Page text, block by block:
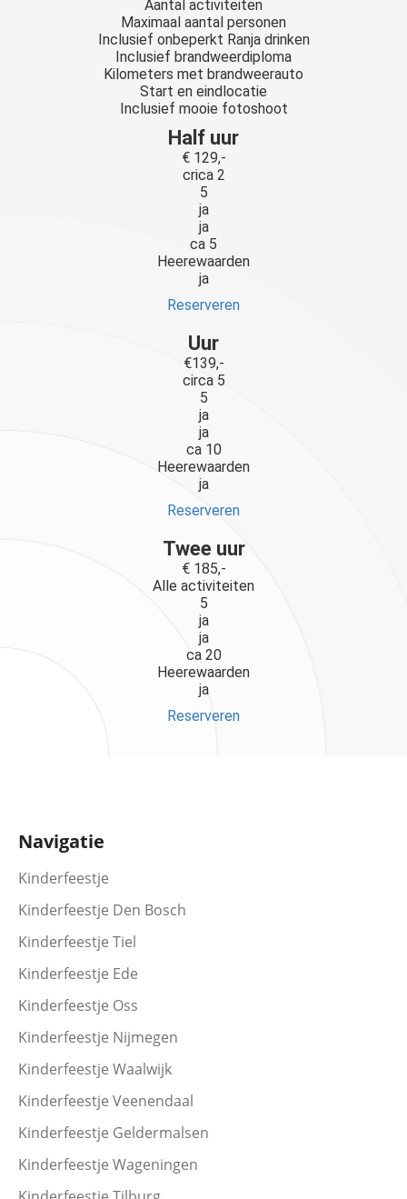
Aantal activiteiten
Maximaal aantal personen
Inclusief onbeperkt Ranja drinken
Inclusief brandweerdiploma
Kilometers met brandweerauto
Start en eindlocatie
Inclusief mooie fotoshoot
Half uur
€ 129,-
crica 2
5
ja
ja
ca 5
Heerewaarden
ja
Reserveren
Uur
€139,-
circa 5
5
ja
ja
ca 10
Heerewaarden
ja
Reserveren
Twee uur
€ 185,-
Alle activiteiten
5
ja
ja
ca 20
Heerewaarden
ja
Reserveren
Navigatie
Kinderfeestje
Kinderfeestje Den Bosch
Kinderfeestje Tiel
Kinderfeestje Ede
Kinderfeestje Oss
Kinderfeestje Nijmegen
Kinderfeestje Waalwijk
Kinderfeestje Veenendaal
Kinderfeestje Geldermalsen
Kinderfeestje Wageningen